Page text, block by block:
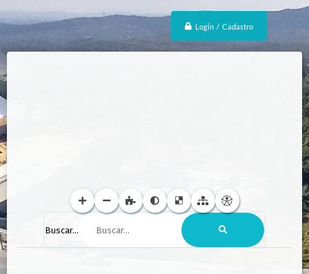
Login / Cadastro
Buscar...